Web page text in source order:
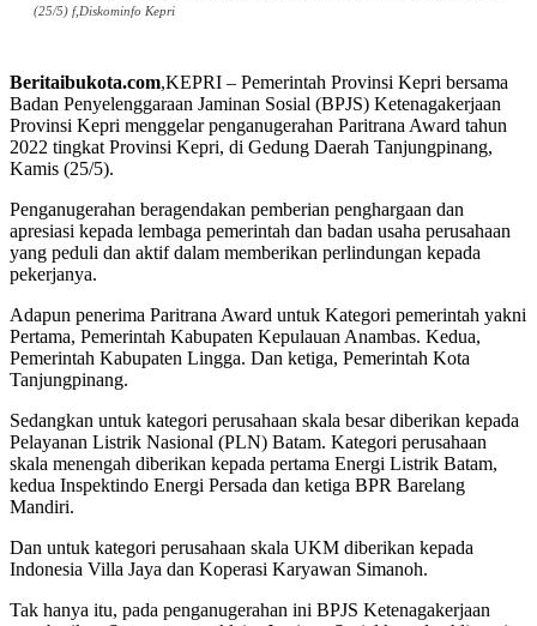
(25/5) f,Diskominfo Kepri
Beritaibukota.com,KEPRI – Pemerintah Provinsi Kepri bersama
Badan Penyelenggaraan Jaminan Sosial (BPJS) Ketenagakerjaan
Provinsi Kepri menggelar penganugerahan Paritrana Award tahun
2022 tingkat Provinsi Kepri, di Gedung Daerah Tanjungpinang,
Kamis (25/5).
Penganugerahan beragendakan pemberian penghargaan dan
apresiasi kepada lembaga pemerintah dan badan usaha perusahaan
yang peduli dan aktif dalam memberikan perlindungan kepada
pekerjanya.
Adapun penerima Paritrana Award untuk Kategori pemerintah yakni
Pertama, Pemerintah Kabupaten Kepulauan Anambas. Kedua,
Pemerintah Kabupaten Lingga. Dan ketiga, Pemerintah Kota
Tanjungpinang.
Sedangkan untuk kategori perusahaan skala besar diberikan kepada
Pelayanan Listrik Nasional (PLN) Batam. Kategori perusahaan
skala menengah diberikan kepada pertama Energi Listrik Batam,
kedua Inspektindo Energi Persada dan ketiga BPR Barelang
Mandiri.
Dan untuk kategori perusahaan skala UKM diberikan kepada
Indonesia Villa Jaya dan Koperasi Karyawan Simanoh.
Tak hanya itu, pada penganugerahan ini BPJS Ketenagakerjaan